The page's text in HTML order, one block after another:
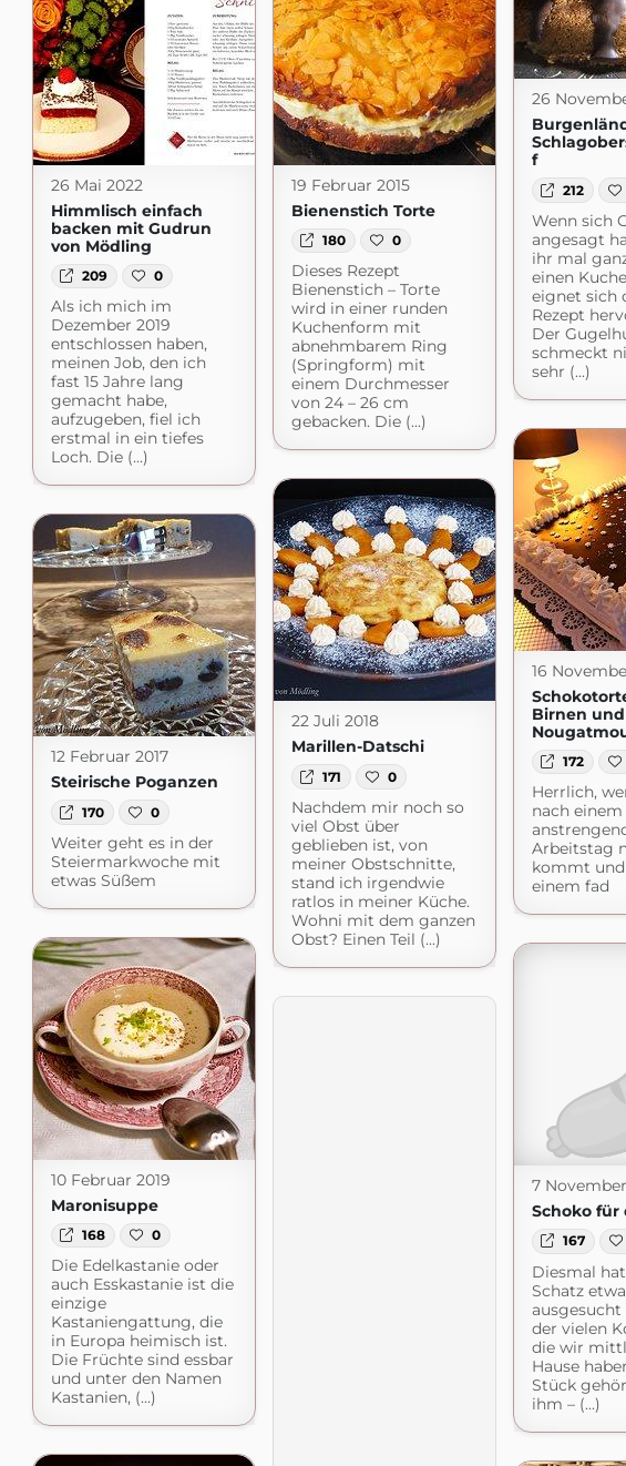
26
f
212
Wenn sich
angesagt
ihr mal
einen
eignet sich
Rezept
Der
schmeckt
sehr (...)
26 Mai 2022
Himmlisch einfach
backen mit Gudrun
von Mödling
209 0
Als ich mich im
Dezember 2019
entschlossen haben,
meinen Job, den ich
fast 15 Jahre lang
gemacht habe,
aufzugeben, fiel ich
erstmal in ein tiefes
Loch. Die (...)
19 Februar 2015
Bienenstich Torte
180 0
Dieses Rezept
Bienenstich – Torte
wird in einer runden
Kuchenform mit
abnehmbarem Ring
(Springform) mit
einem Durchmesser
von 24 – 26 cm
gebacken. Die (...)
16
Birnen und
172
Herrlich,
nach einem
Arbeitstag
kommt und
einem fad
22 Juli 2018
Marillen-Datschi
171 0
Nachdem mir noch so
viel Obst über
geblieben ist, von
meiner Obstschnitte,
stand ich irgendwie
ratlos in meiner Küche.
Wohni mit dem ganzen
Obst? Einen Teil (...)
12 Februar 2017
Steirische Poganzen
170 0
Weiter geht es in der
Steiermarkwoche mit
etwas Süßem
10 Februar 2019
Maronisuppe
168 0
Die Edelkastanie oder
auch Esskastanie ist die
einzige
Kastaniengattung, die
in Europa heimisch ist.
Die Früchte sind essbar
und unter den Namen
Kastanien, (...)
7
Schoko für
167
Diesmal
Schatz
ausgesucht
der vielen
die wir
Hause
Stück
ihm – (...)